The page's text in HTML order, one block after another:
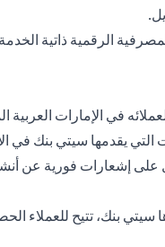
الرقمية ذاتية
في الإمارات العربية
يقدمها سيتي بنك في
إشعارات فورية عن
بنك، تتيح للعملاء